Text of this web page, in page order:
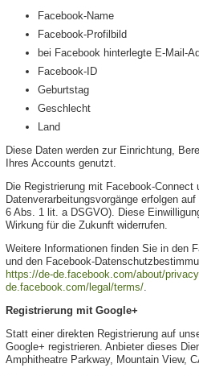
Facebook-Name
Facebook-Profilbild
bei Facebook hinterlegte E-Mail-
Facebook-ID
Geburtstag
Geschlecht
Land
Diese Daten werden zur Einrichtung,
Ihres Accounts genutzt.
Die Registrierung mit Facebook-Connect
Datenverarbeitungsvorgänge erfolgen
6 Abs. 1 lit. a DSGVO). Diese
Wirkung für die Zukunft widerrufen.
Weitere Informationen finden Sie in den
und den Facebook-
https://de-de.facebook.com/about/
de.facebook.com/legal/terms/.
Registrierung mit Google+
Statt einer direkten Registrierung auf
Google+ registrieren. Anbieter dieses
Amphitheatre Parkway, Mountain View,